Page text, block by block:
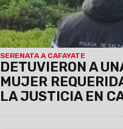
SERENATA A CAFAYATE
DETUVIERON A
MUJER
LA JUSTICIA EN
registraba pedido de
a disposición de la justicia.